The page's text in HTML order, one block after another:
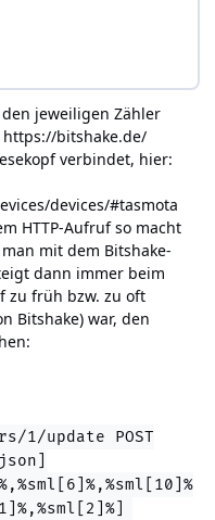
jeweiligen Zähler
https://bitshake.de/
verbindet, hier:
devices/#tasmota
HTTP-Aufruf so macht
mit dem Bitshake-
dann immer beim
zu früh bzw. zu oft
Bitshake) war, den
1/update POST